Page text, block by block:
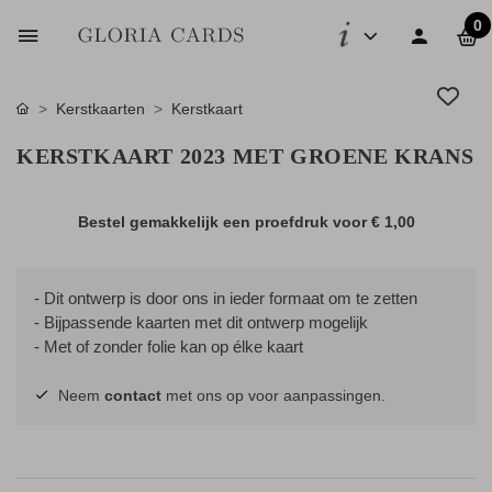
0
Kerstkaarten Kerstkaart
KERSTKAART 2023 MET GROENE KRANS
Bestel gemakkelijk een proefdruk voor€ 1,00
- Dit ontwerp is door ons in ieder formaat om te zetten
- Bijpassende kaarten met dit ontwerp mogelijk
- Met of zonder folie kan op élke kaart
Neem contact met ons op voor aanpassingen.